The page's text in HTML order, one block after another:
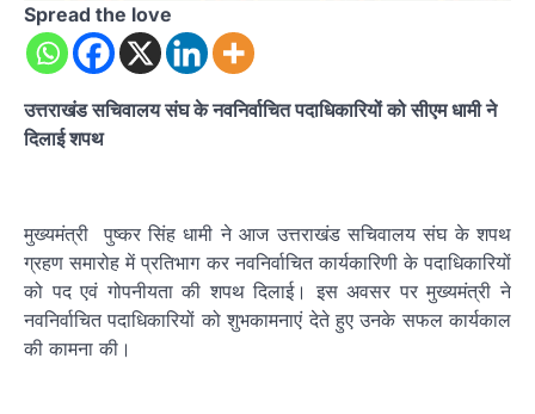
Spread the love
उत्तराखंड सचिवालय संघ के नवनिर्वाचित पदाधिकारियों को सीएम धामी ने
दिलाई शपथ
मुख्यमंत्री पुष्कर सिंह धामी ने आज उत्तराखंड सचिवालय संघ के शपथ
ग्रहण समारोह में प्रतिभाग कर नवनिर्वाचित कार्यकारिणी के पदाधिकारियों
को पद एवं गोपनीयता की शपथ दिलाई। इस अवसर पर मुख्यमंत्री ने
नवनिर्वाचित पदाधिकारियों को शुभकामनाएं देते हुए उनके सफल कार्यकाल
की कामना की।